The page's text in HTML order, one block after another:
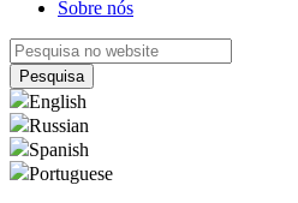
Sobre nós
English
Russian
Spanish
Portuguese